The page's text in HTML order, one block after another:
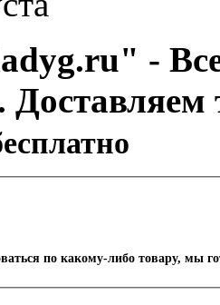
-
по какому-либо товару, мы